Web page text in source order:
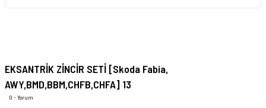
EKSANTRİK ZİNCİR SETİ [Skoda Fabia,
AWY,BMD,BBM,CHFB,CHFA] 13
0 - Yorum